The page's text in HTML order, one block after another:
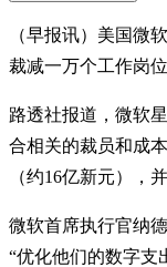
（早报讯）美国微
裁减一万个工作岗位
路透社报道，微软
合相关的裁员和成
（约16亿新元），
微软首席执行官纳
“优化他们的数字